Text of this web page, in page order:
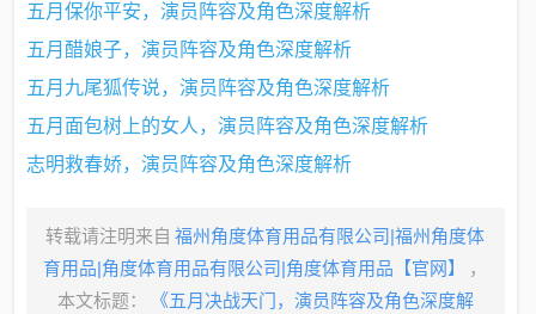
五月保你平安，演员阵容及角色深度解析
五月醋娘子，演员阵容及角色深度解析
五月九尾狐传说，演员阵容及角色深度解析
五月面包树上的女人，演员阵容及角色深度解析
志明救春娇，演员阵容及角色深度解析
转载请注明来自 福州角度体育用品有限公司|福州角度体
育用品|角度体育用品有限公司|角度体育用品【官网】
，
本文标题：
《五月决战天门，演员阵容及角色深度解